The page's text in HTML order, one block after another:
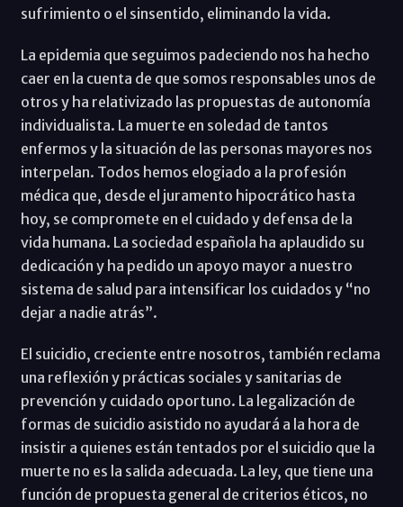
sufrimiento o el sinsentido, eliminando la vida.
La epidemia que seguimos padeciendo nos ha hecho
caer en la cuenta de que somos responsables unos de
otros y ha relativizado las propuestas de autonomía
individualista. La muerte en soledad de tantos
enfermos y la situación de las personas mayores nos
interpelan. Todos hemos elogiado a la profesión
médica que, desde el juramento hipocrático hasta
hoy, se compromete en el cuidado y defensa de la
vida humana. La sociedad española ha aplaudido su
dedicación y ha pedido un apoyo mayor a nuestro
sistema de salud para intensificar los cuidados y “no
dejar a nadie atrás”.
El suicidio, creciente entre nosotros, también reclama
una reflexión y prácticas sociales y sanitarias de
prevención y cuidado oportuno. La legalización de
formas de suicidio asistido no ayudará a la hora de
insistir a quienes están tentados por el suicidio que la
muerte no es la salida adecuada. La ley, que tiene una
función de propuesta general de criterios éticos, no